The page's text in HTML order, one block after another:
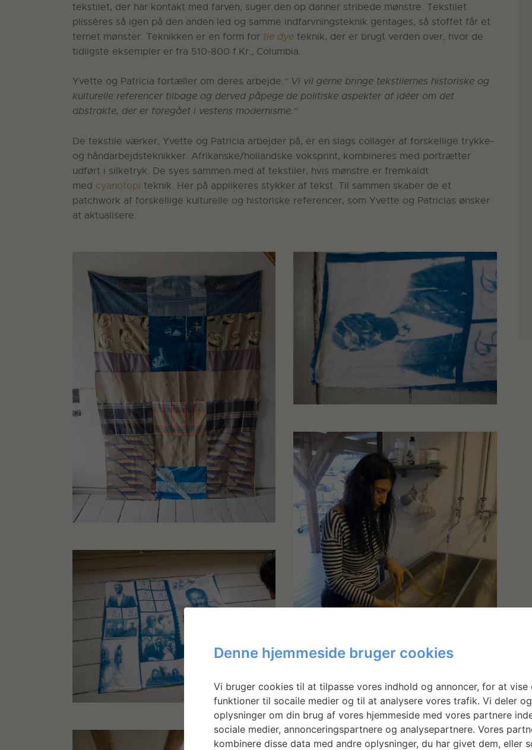
tekstilet, der har kontakt med farven, suger den op danner stribede mønstre. Tekstilet
plisséres så igen på den anden led og samme indfarvningsteknik gentages, så stoffet får et
ternet mønster. Teknikken er en form for tie dye teknik, der er brugt verden over, hvor de
tidligste eksempler er fra 510-800 f.Kr., Columbia.
Yvette og Patricia fortæller om deres arbejde:” Vi vil gerne bringe tekstilernes historiske og
kulturelle referencer tilbage og derved påpege de politiske aspekter af idéer om det
abstrakte, der er foregået i vestens modernisme.”
De tekstile værker, Yvette og Patricia arbejder på, er en slags collager af forskellige trykke-
og håndarbejdsteknikker. Afrikanske/hollandske voksprint, kombineres med portrætter
udført i silketryk. De syes sammen med af tekstiler, hvis mønstre er fremkaldt
med cyanotopi teknik. Her på applikeres stykker af tekst. Til sammen skaber de et
patchwork af forskellige kulturelle og historiske referencer, som Yvette og Patricias ønsker
at aktualisere.
Denne hjemmeside bruger cookies
Vi bruger cookies til at tilpasse vores indhold og annoncer, for at vise
funktioner til socaile medier og til at analysere vores trafik. Vi deler
oplysninger om din brug af vores hjemmeside med vores partnere
sociale medier, annonceringspartnere og analysepartnere. Vores
kombinere disse data med andre oplysninger, du har givet dem, eller